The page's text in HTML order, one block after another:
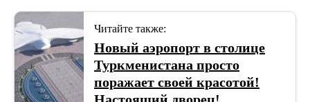
Читайте также:
Новый аэропорт в столице
Туркменистана просто
поражает своей красотой!